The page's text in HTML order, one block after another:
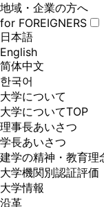
地域・企業の方へ
for FOREIGNERS
日本語
English
简体中文
한국어
大学について
大学についてTOP
理事長あいさつ
学長あいさつ
建学の精神・教育理
大学機関別認証評価
大学情報
沿革